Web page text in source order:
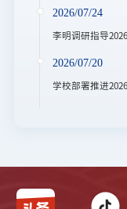
2026/07/24
李明调研指导
2026/07/20
学校部署推进